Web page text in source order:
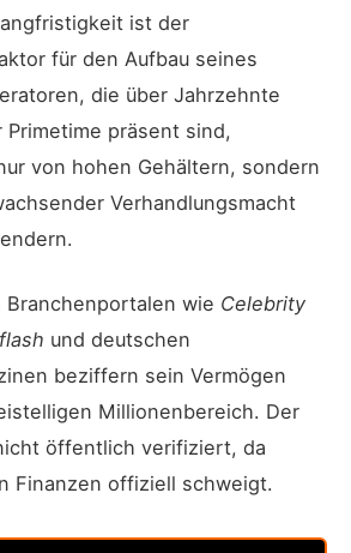
ist der
für den Aufbau seines
die über Jahrzehnte
Primetime präsent sind,
von hohen Gehältern, sondern
Verhandlungsmacht
Branchenportalen wie Celebrity
und deutschen
beziffern sein Vermögen
Millionenbereich. Der
öffentlich verifiziert, da
Finanzen offiziell schweigt.